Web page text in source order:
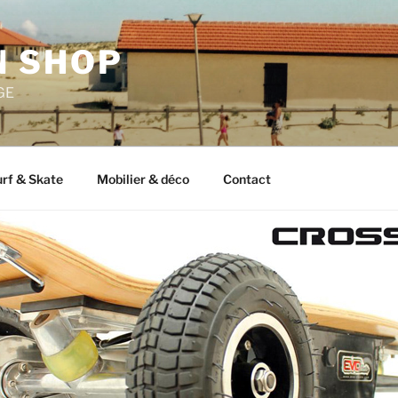
SHOP
& Skate Mobilier & déco Contact